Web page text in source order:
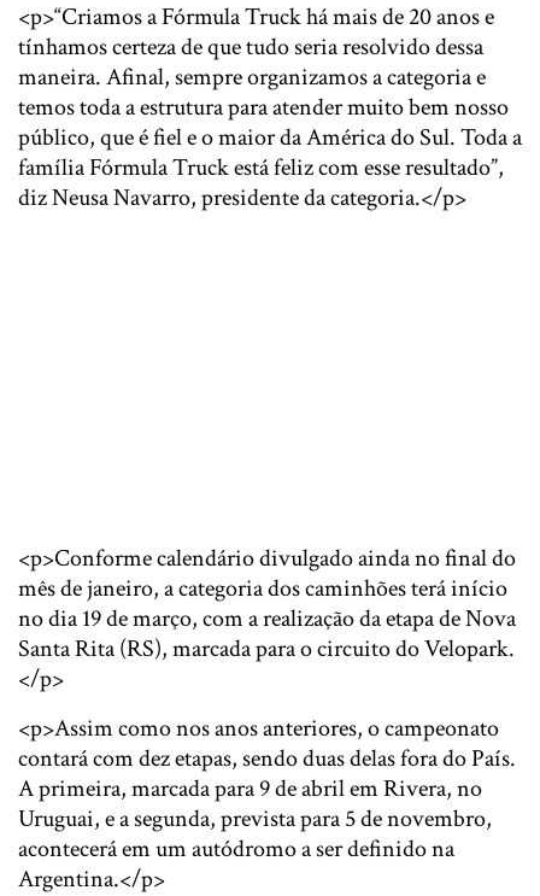
<p>“Criamos a Fórmula Truck há mais de 20 anos e
tínhamos certeza de que tudo seria resolvido dessa
maneira. Afinal, sempre organizamos a categoria e
temos toda a estrutura para atender muito bem nosso
público, que é fiel e o maior da América do Sul. Toda a
família Fórmula Truck está feliz com esse resultado”,
diz Neusa Navarro, presidente da categoria.</p>
<p>Conforme calendário divulgado ainda no final do
mês de janeiro, a categoria dos caminhões terá início
no dia 19 de março, com a realização da etapa de Nova
Santa Rita (RS), marcada para o circuito do Velopark.
</p>
<p>Assim como nos anos anteriores, o campeonato
contará com dez etapas, sendo duas delas fora do País.
A primeira, marcada para 9 de abril em Rivera, no
Uruguai, e a segunda, prevista para 5 de novembro,
acontecerá em um autódromo a ser definido na
Argentina.</p>